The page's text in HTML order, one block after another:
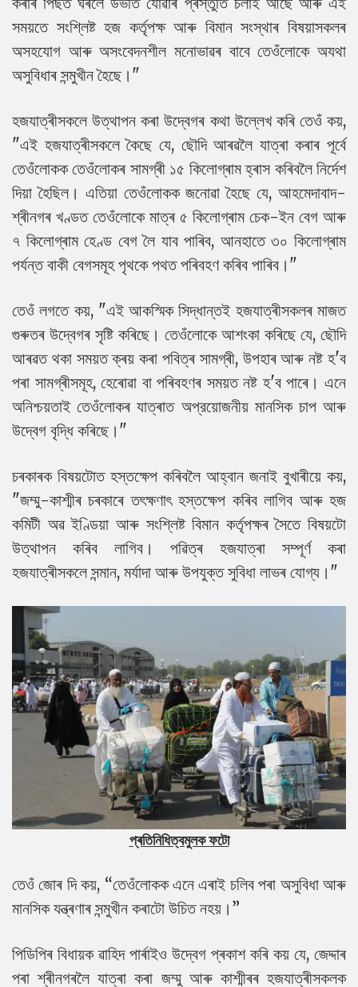
সময়তে সংশ্লিষ্ট হজ কৰ্তৃপক্ষ আৰু বিমান সংস্থাৰ বিষয়াসকলৰ
অসহযোগ আৰু অসংবেদনশীল মনোভাৱৰ বাবে তেওঁলোকে অযথা
অসুবিধাৰ সন্মুখীন হৈছে।"
হজযাত্ৰীসকলে উত্থাপন কৰা উদ্বেগৰ কথা উল্লেখ কৰি তেওঁ কয়,
"এই হজযাত্ৰীসকলে কৈছে যে, ছৌদি আৰৱলৈ যাত্ৰা কৰাৰ পূৰ্বে
তেওঁলোকক তেওঁলোকৰ সামগ্ৰী ১৫ কিলোগ্ৰাম হ্ৰাস কৰিবলৈ নিৰ্দেশ
দিয়া হৈছিল। এতিয়া তেওঁলোকক জনোৱা হৈছে যে, আহমেদাবাদ-
শ্ৰীনগৰ খণ্ডত তেওঁলোকে মাত্ৰ ৫ কিলোগ্ৰাম চেক-ইন বেগ আৰু
৭ কিলোগ্ৰাম হেণ্ড বেগ লৈ যাব পাৰিব, আনহাতে ৩০ কিলোগ্ৰাম
পৰ্যন্ত বাকী বেগসমূহ পৃথকে পথত পৰিবহণ কৰিব পাৰিব।"
তেওঁ লগতে কয়, "এই আকস্মিক সিদ্ধান্তই হজযাত্ৰীসকলৰ মাজত
গুৰুতৰ উদ্বেগৰ সৃষ্টি কৰিছে। তেওঁলোকে আশংকা কৰিছে যে, ছৌদি
আৰৱত থকা সময়ত ক্ৰয় কৰা পবিত্ৰ সামগ্ৰী, উপহাৰ আৰু নষ্ট হ'ব
পৰা সামগ্ৰীসমূহ, হেৰোৱা বা পৰিবহণৰ সময়ত নষ্ট হ'ব পাৰে। এনে
অনিশ্চয়তাই তেওঁলোকৰ যাত্ৰাত অপ্রয়োজনীয় মানসিক চাপ আৰু
উদ্বেগ বৃদ্ধি কৰিছে।"
চৰকাৰক বিষয়টোত হস্তক্ষেপ কৰিবলৈ আহ্বান জনাই বুখাৰীয়ে কয়,
"জম্মু-কাশ্মীৰ চৰকাৰে তৎক্ষণাৎ হস্তক্ষেপ কৰিব লাগিব আৰু হজ
কমিটী অৱ ইণ্ডিয়া আৰু সংশ্লিষ্ট বিমান কৰ্তৃপক্ষৰ সৈতে বিষয়টো
উত্থাপন কৰিব লাগিব। পৱিত্ৰ হজযাত্ৰা সম্পূৰ্ণ কৰা
হজযাত্ৰীসকলে সন্মান, মৰ্যাদা আৰু উপযুক্ত সুবিধা লাভৰ যোগ্য।"
প্ৰতিনিধিত্বমুলক ফটো
তেওঁ জোৰ দি কয়, “তেওঁলোকক এনে এৰাই চলিব পৰা অসুবিধা আৰু
মানসিক যন্ত্ৰণাৰ সন্মুখীন কৰাটো উচিত নহয়।”
পিডিপিৰ বিধায়ক ৱাহিদ পাৰ্ৰাইও উদ্বেগ প্ৰকাশ কৰি কয় যে, জেদ্দাৰ
পৰা শ্ৰীনগৰলৈ যাত্ৰা কৰা জম্মু আৰু কাশ্মীৰৰ হজযাত্ৰীসকলক